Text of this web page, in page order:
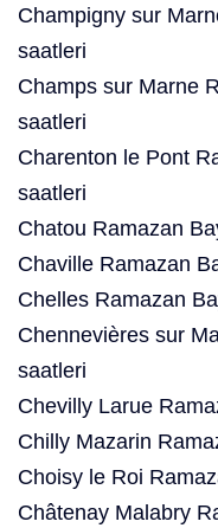
Champigny sur
saatleri
Champs sur Marne
saatleri
Charenton le Pont
saatleri
Chatou Ramazan
Chaville Ramazan
Chelles Ramazan
Chennevières sur
saatleri
Chevilly Larue
Chilly Mazarin
Choisy le Roi
Châtenay Malabry